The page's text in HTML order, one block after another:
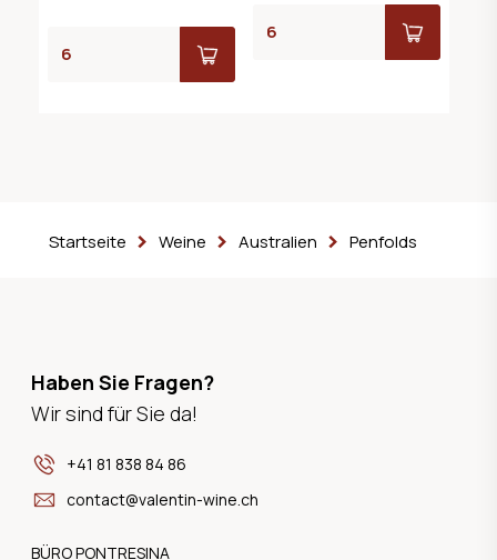
Startseite Weine Australien Penfolds
Haben Sie Fragen?
Wir sind für Sie da!
+41 81 838 84 86
contact@valentin-wine.ch
BÜRO PONTRESINA